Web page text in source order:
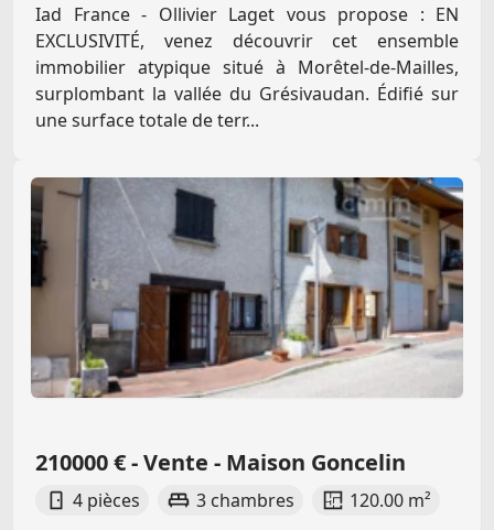
Iad France - Ollivier Laget vous propose : EN
EXCLUSIVITÉ, venez découvrir cet ensemble
immobilier atypique situé à Morêtel-de-Mailles,
surplombant la vallée du Grésivaudan. Édifié sur
une surface totale de terr...
210000 € - Vente - Maison Goncelin
4 pièces 3 chambres
120.00 m²